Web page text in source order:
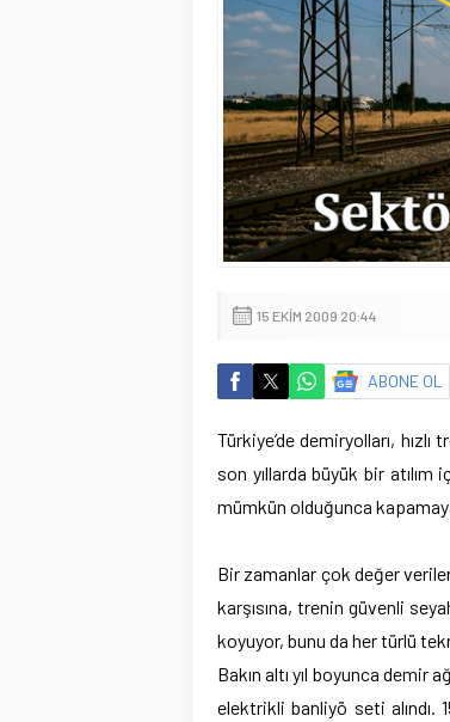
15 EKIM 2009 20:44
ABONE OL
Türkiye’de demiryolları,
son yıllarda büyük bir atılım
mümkün olduğunca
Bir zamanlar çok değer
karşısına, trenin güvenli
koyuyor, bunu da her türlü
Bakın altı yıl boyunca
elektrikli banliyö seti alındı.